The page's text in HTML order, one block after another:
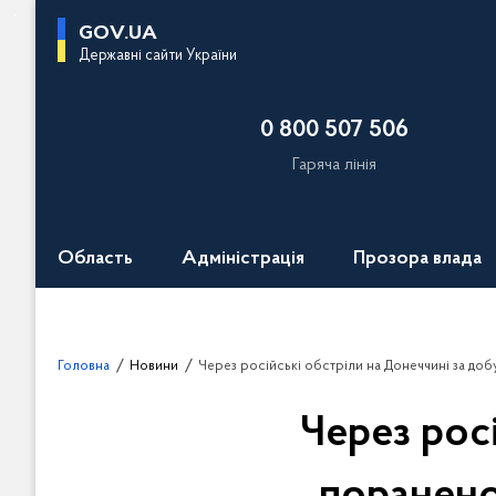
GOV.UA
Державні сайти України
0 800 507 506
Гаряча лінія
Область Адміністрація Прозора влада
Головна Новини Через російські обстріли на Донеччині за добу поранено чотирьох мирних жителів,
Через